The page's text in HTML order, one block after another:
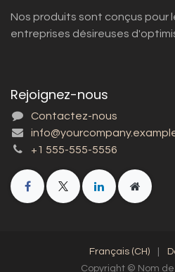
Nos produits sont conçus pour
entreprises désireuses
Rejoignez-nous
Contactez-nous
+1 555-555-5556
Copyright © Nom
Français (CH)